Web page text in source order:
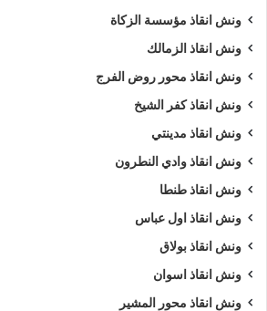
ونش انقاذ مؤسسة الزكاة
ونش انقاذ الزمالك
ونش انقاذ محور روض الفرج
ونش انقاذ كفر الشيخ
ونش انقاذ مدينتي
ونش انقاذ وادي النطرون
ونش انقاذ طنطا
ونش انقاذ اول عباس
ونش انقاذ بولاق
ونش انقاذ اسوان
ونش انقاذ محور المشير